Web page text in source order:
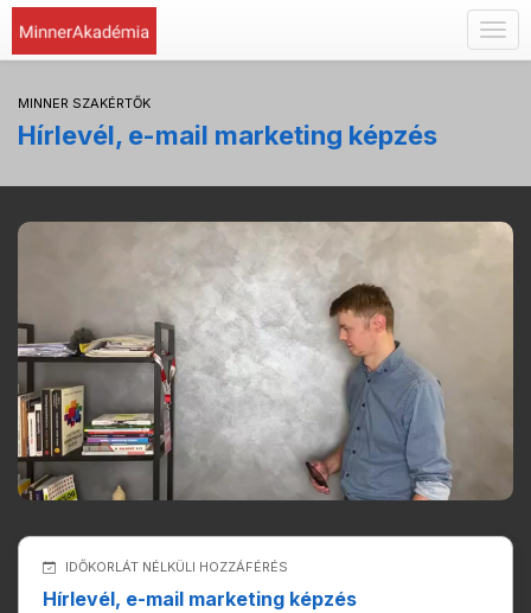
MINNER SZAKÉRTŐK
Hírlevél, e-mail marketing képzés
IDŐKORLÁT NÉLKÜLI HOZZÁFÉRÉS
Hírlevél, e-mail marketing képzés